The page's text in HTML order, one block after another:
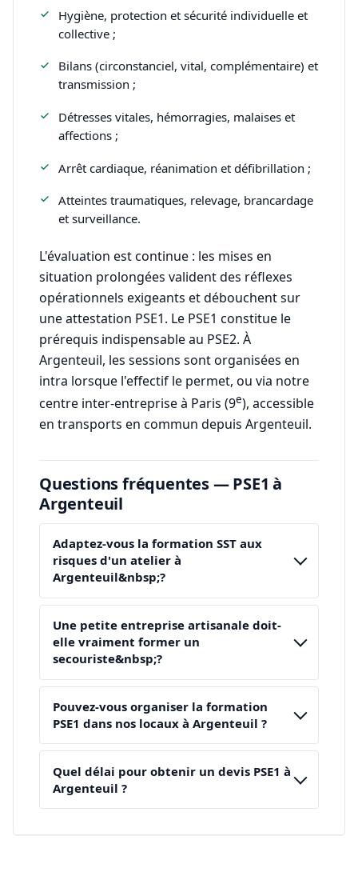
Hygiène, protection et sécurité individuelle et
collective ;
Bilans (circonstanciel, vital, complémentaire) et
transmission ;
Détresses vitales, hémorragies, malaises et
affections ;
Arrêt cardiaque, réanimation et défibrillation ;
Atteintes traumatiques, relevage, brancardage
et surveillance.
L'évaluation est continue : les mises en
situation prolongées valident des réflexes
opérationnels exigeants et débouchent sur
une attestation PSE1. Le PSE1 constitue le
prérequis indispensable au PSE2. À
Argenteuil, les sessions sont organisées en
intra lorsque l'effectif le permet, ou via notre
centre inter-entreprise à Paris (9e), accessible
en transports en commun depuis Argenteuil.
Questions fréquentes — PSE1 à
Argenteuil
Adaptez-vous la formation SST aux
risques d'un atelier à
Argenteuil&nbsp;?
Une petite entreprise artisanale doit-
elle vraiment former un
secouriste&nbsp;?
Pouvez-vous organiser la formation
PSE1 dans nos locaux à Argenteuil ?
Quel délai pour obtenir un devis PSE1 à
Argenteuil ?